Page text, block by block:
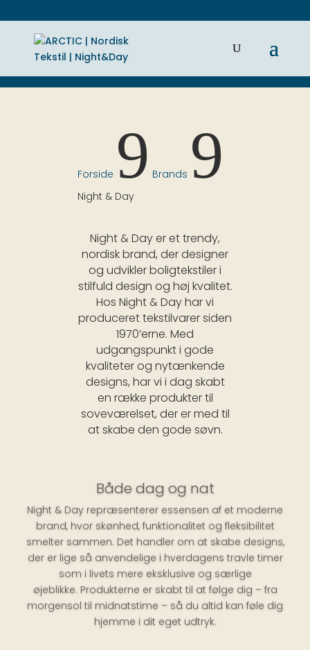
Forside 9 Brands 9
Night & Day
Night & Day er et trendy,
nordisk brand, der designer
og udvikler boligtekstiler i
stilfuld design og høj kvalitet.
Hos Night & Day har vi
produceret tekstilvarer siden
1970’erne. Med
udgangspunkt i gode
kvaliteter og nytænkende
designs, har vi i dag skabt
en række produkter til
soveværelset, der er med til
at skabe den gode søvn.
Både dag og nat
Night & Day repræsenterer essensen af et moderne
brand, hvor skønhed, funktionalitet og fleksibilitet
smelter sammen. Det handler om at skabe designs,
der er lige så anvendelige i hverdagens travle timer
som i livets mere eksklusive og særlige
øjeblikke. Produkterne er skabt til at følge dig – fra
morgensol til midnatstime – så du altid kan føle dig
hjemme i dit eget udtryk.